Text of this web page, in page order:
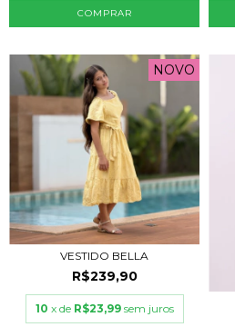
COMPRAR
NOVO
VESTIDO BELLA
R$239,90
10 x de R$23,99 sem juros